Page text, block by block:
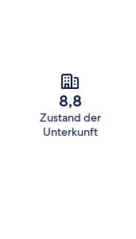
8,8
Zustand der
Unterkunft